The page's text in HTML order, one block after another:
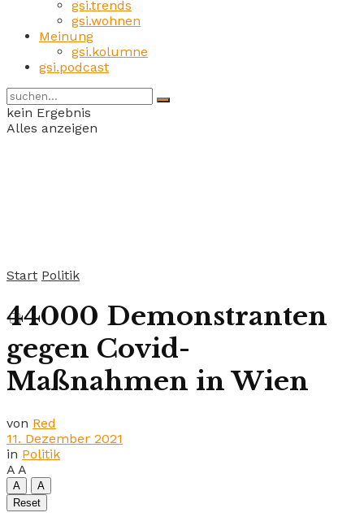
gsi.trends
gsi.wohnen
Meinung
gsi.kolumne
gsi.podcast
kein Ergebnis
Alles anzeigen
Start Politik
44000 Demonstranten
gegen Covid-
Maßnahmen in Wien
von Red
11. Dezember 2021
in Politik
A A
A
A
Reset